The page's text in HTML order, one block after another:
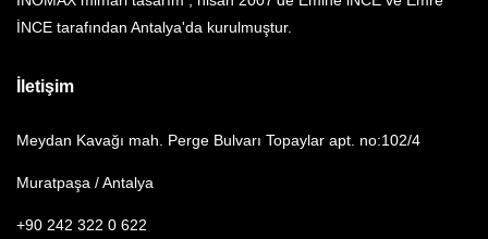
İNCE tarafından Antalya'da kurulmuştur.
İletişim
Meydan Kavağı mah. Perge Bulvarı Topaylar apt. no:102/4
Muratpaşa / Antalya
+90 242 322 0 622